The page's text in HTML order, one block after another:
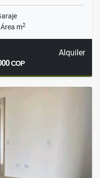
Área m2
Alquiler
COP